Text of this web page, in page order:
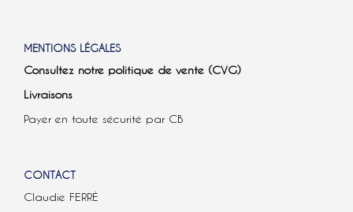
MENTIONS LÉGALES
Consultez notre politique de vente (CVG)
Livraisons
Payer en toute sécurité par CB
CONTACT
Claudie FERRÉ